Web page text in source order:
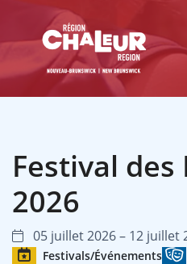
Festival des
2026
05 juillet 2026 – 12 juillet
Festivals/Événements